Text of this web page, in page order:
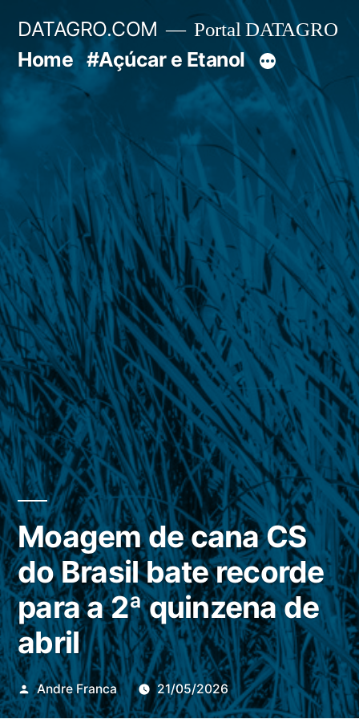
DATAGRO.COM Portal DATAGRO
Home #Açúcar e Etanol
Moagem de cana CS
do Brasil bate recorde
para a 2ª quinzena de
abril
Publicado
por
Andre Franca 21/05/2026